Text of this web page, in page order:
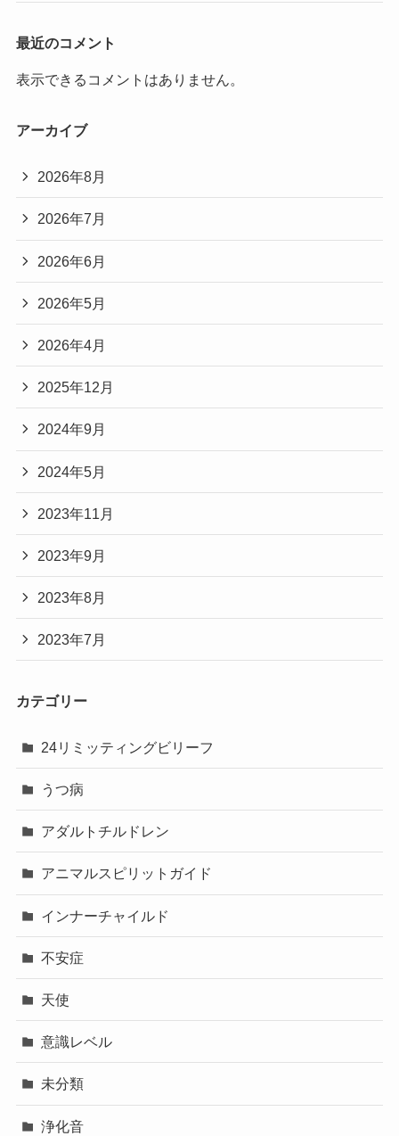
最近のコメント
表示できるコメントはありません。
アーカイブ
2026年8月
2026年7月
2026年6月
2026年5月
2026年4月
2025年12月
2024年9月
2024年5月
2023年11月
2023年9月
2023年8月
2023年7月
カテゴリー
24リミッティングビリーフ
うつ病
アダルトチルドレン
アニマルスピリットガイド
インナーチャイルド
不安症
天使
意識レベル
未分類
浄化音